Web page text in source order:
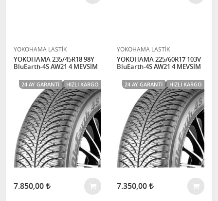
YOKOHAMA LASTİK
YOKOHAMA 235/45R18 98Y
BluEarth-4S AW21 4 MEVSİM
24 AY GARANTI HIZLI KARGO
7.850,00
YOKOHAMA LASTİK
YOKOHAMA 225/60R17 103V
BluEarth-4S AW21 4 MEVSİM
24 AY GARANTI HIZLI KARGO
7.350,00